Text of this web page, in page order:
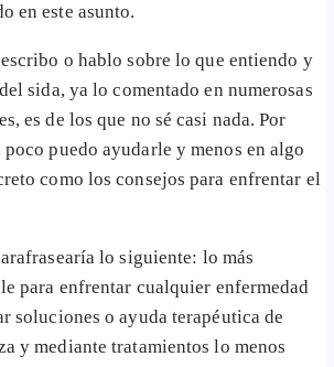
en este asunto.
o hablo sobre lo que entiendo y
sida, ya lo comentado en numerosas
es de los que no sé casi nada. Por
poco puedo ayudarle y menos en algo
como los consejos para enfrentar el
lo siguiente: lo más
para enfrentar cualquier enfermedad
soluciones o ayuda terapéutica de
y mediante tratamientos lo menos